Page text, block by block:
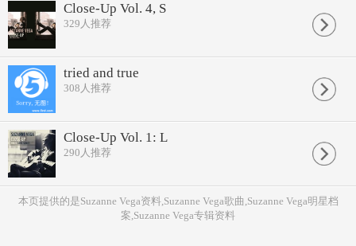
Close-Up Vol. 4, S
329 人推荐
tried and true
308 人推荐
Close-Up Vol. 1: L
290 人推荐
本页提供的是Suzanne Vega资料,Suzanne Vega歌曲,Suzanne Vega明星档
案,Suzanne Vega专辑资料